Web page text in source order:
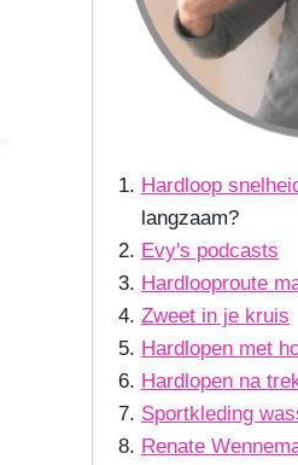
Hardloop
langzaam?
Evy's podcasts
Hardlooproute
Zweet in je kruis
Hardlopen met
Hardlopen na
Sportkleding
Renate